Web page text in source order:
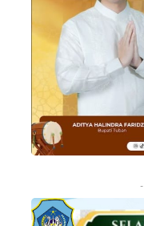
-